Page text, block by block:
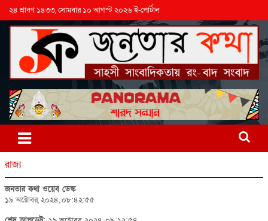
২৪ শ্রাবণ ১৪৩৩, সোমবার ১০ আগস্ট ২০২৬ ই-পোর্টাল
রাজ্য
জনতার কথা ওয়েব ডেস্ক
১৯ অক্টোবর, ২০২৪, ০৮:৪২:৫৫